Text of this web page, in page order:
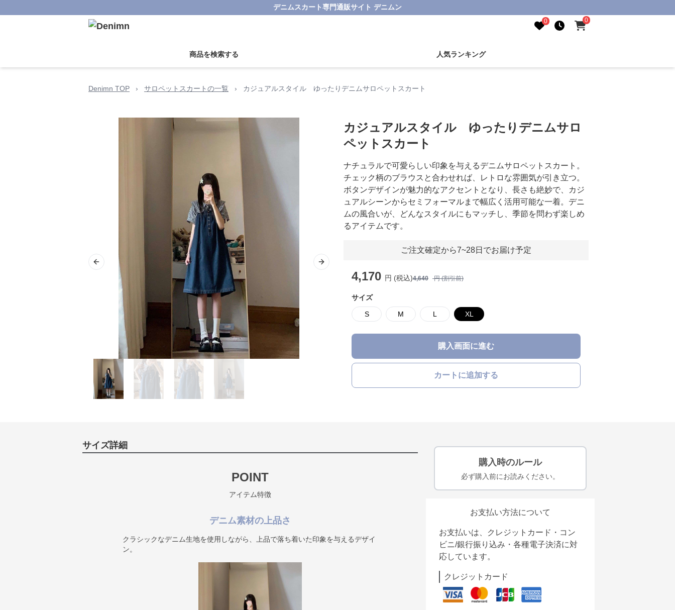
デニムスカート専門通販サイト デニムン
0 0
商品を検索する 人気ランキング
Denimn TOP › サロペットスカートの一覧 › カジュアルスタイル ゆったりデニムサロペットスカート
Previous slide Next slide
カジュアルスタイル ゆったりデニムサロ
ペットスカート
ナチュラルで可愛らしい印象を与えるデニムサロペットスカート。
チェック柄のブラウスと合わせれば、レトロな雰囲気が引き立つ。
ボタンデザインが魅力的なアクセントとなり、長さも絶妙で、カジ
ュアルシーンからセミフォーマルまで幅広く活用可能な一着。デニ
ムの風合いが、どんなスタイルにもマッチし、季節を問わず楽しめ
るアイテムです。
ご注文確定から7~28日でお届け予定
4,170 円 (税込)4,640 円 (割引前)
サイズ
S M L XL
購入画面に進む
カートに追加する
サイズ詳細
POINT
アイテム特徴
デニム素材の上品さ
クラシックなデニム生地を使用しながら、上品で落ち着いた印象を与えるデザイ
ン。
購入時のルール
必ず購入前にお読みください。
お支払い方法について
お支払いは、クレジットカード・コン
ビニ/銀行振り込み・各種電子決済に対
応しています。
クレジットカード